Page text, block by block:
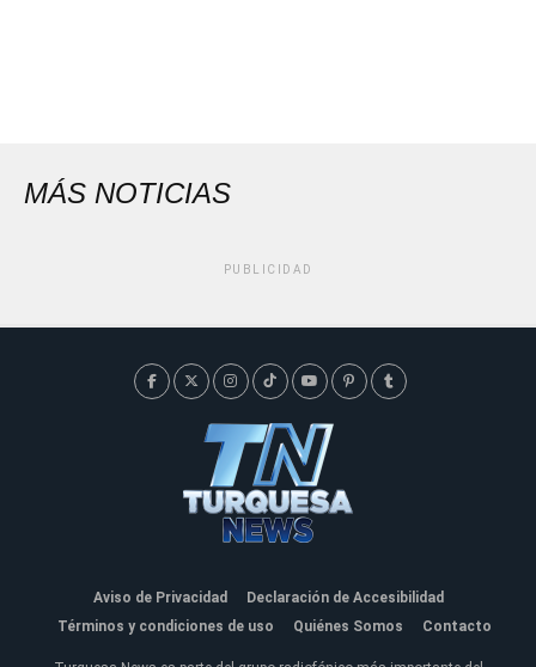
MÁS NOTICIAS
PUBLICIDAD
Aviso de Privacidad
Declaración de Accesibilidad
Términos y condiciones de uso
Quiénes Somos Contacto